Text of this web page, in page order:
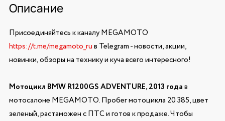
Описание
Присоединяйтесь к каналу MEGAMOTO
https://t.me/megamoto_ruв Telegram - новости, акции,
новинки, обзоры на технику и куча всего интересного!
Мотоцикл BMW R1200GS ADVENTURE, 2013 годав
мотосалоне MEGAMOTO. Пробег мотоцикла 20 385, цвет
зеленый, растаможен с ПТС и готов к продаже. Чтобы